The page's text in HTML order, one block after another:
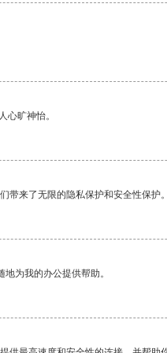
心旷神怡。
带来了无限的隐私保护和安全性保护。
为我的办公提供帮助。